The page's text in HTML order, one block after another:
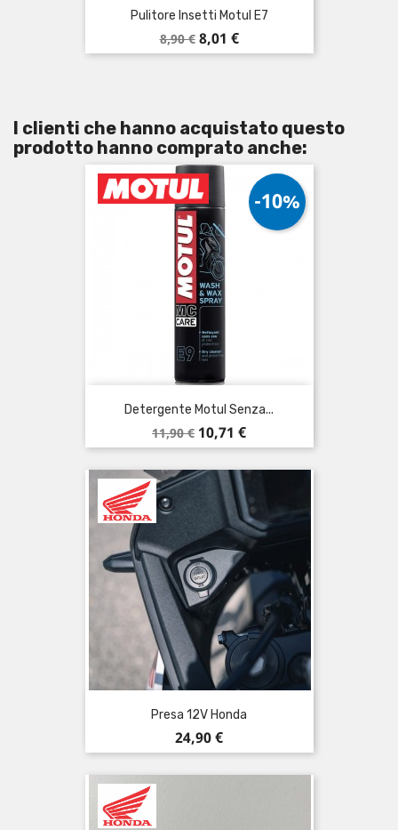
Pulitore Insetti Motul E7
Prezzo
base
8,90 € Prezzo
8,01 €
I clienti che hanno acquistato questo
prodotto hanno comprato anche:
Detergente Motul Senza...
Prezzo
base
11,90 €
-10%
Prezzo
10,71 €
Presa 12V Honda
Prezzo
24,90 €